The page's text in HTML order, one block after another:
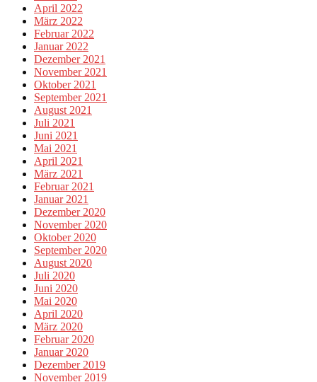
April 2022
März 2022
Februar 2022
Januar 2022
Dezember 2021
November 2021
Oktober 2021
September 2021
August 2021
Juli 2021
Juni 2021
Mai 2021
April 2021
März 2021
Februar 2021
Januar 2021
Dezember 2020
November 2020
Oktober 2020
September 2020
August 2020
Juli 2020
Juni 2020
Mai 2020
April 2020
März 2020
Februar 2020
Januar 2020
Dezember 2019
November 2019